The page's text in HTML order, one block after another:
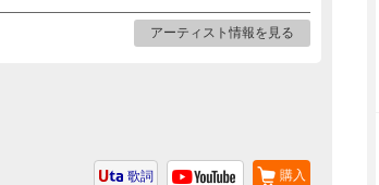
アーティスト情報を見る
購入
歌詞